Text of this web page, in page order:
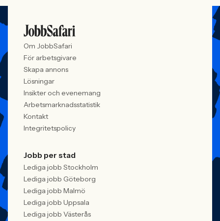
Om JobbSafari
För arbetsgivare
Skapa annons
Lösningar
Insikter och evenemang
Arbetsmarknadsstatistik
Kontakt
Integritetspolicy
Jobb per stad
Lediga jobb Stockholm
Lediga jobb Göteborg
Lediga jobb Malmö
Lediga jobb Uppsala
Lediga jobb Västerås